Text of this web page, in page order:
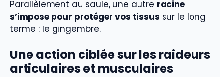
Parallèlement au saule, une autre racine
s’impose pour protéger vos tissus sur le long
terme : le gingembre.
Une action ciblée sur les raideurs
articulaires et musculaires